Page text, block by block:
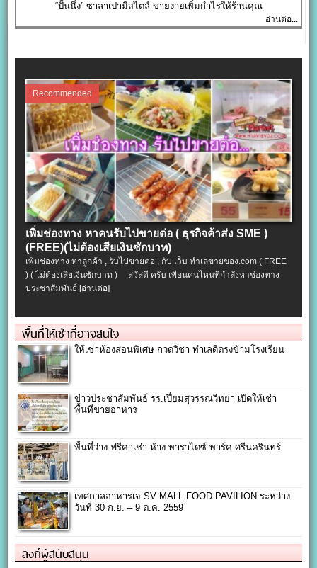
“ปั้นนึ่ง” ซาลาเปามีสไตล์ ขายง่ายเพิ่มกำไรให้ร้านคุณ
อ่านต่อ...
Recommended
เพิ่มช่องทาง หาคนรับไปขายต่อ ( ธุรกิจค้าส่ง SME )
(FREE)(ไม่ต้องเสียเงินซักบาท)
เพิ่มช่องทาง หาลูกค้า , รับไปขายต่อ , กับ เว็บ ทำเลขายของ.com ( FREE
) ( ไม่ต้องเสียเงินซักบาท ) สวัสดี ครับ เพื่อนคนไหนที่กำลังหาช่องทาง
ประชาสัมพันธ์[อ่านต่อ]
พื้นที่ให้เช่าที่อาจสนใจ
ให้เช่าห้องสอนพิเศษ กวดวิชา ทำเลดีตรงข้ามโรงเรียน
ข่าวประชาสัมพันธ์ รร.เปี่ยมสุวรรณวิทยา เปิดให้เช่า
พื้นที่ขายอาหาร
พื้นที่ว่าง ฟรีค่าเช่า ห้าง พาราไดซ์ พาร์ค ศรีนครินทร์
เทศกาลอาหารเจ SV MALL FOOD PAVILION ระหว่าง
วันที่ 30 ก.ย. – 9 ต.ค. 2559
ลิงก์ผู้สนับสนุน